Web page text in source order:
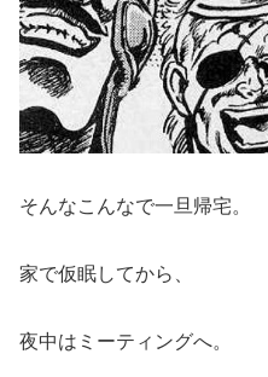
そんなこんなで一旦帰宅。
家で仮眠してから、
夜中はミーティングへ。